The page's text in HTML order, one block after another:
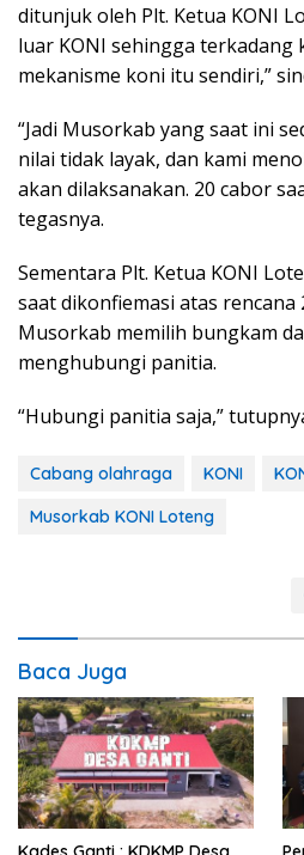
ditunjuk oleh Plt. Ketua KONI
luar KONI sehingga terkadang
mekanisme koni itu sendiri,”
“Jadi Musorkab yang saat ini
nilai tidak layak, dan kami
akan dilaksanakan. 20 cabor
tegasnya.
Sementara Plt. Ketua KONI
saat dikonfiemasi atas
Musorkab memilih bungkam
menghubungi panitia.
“Hubungi panitia saja,”
Cabang olahraga KONI
Musorkab KONI Loteng
Baca Juga